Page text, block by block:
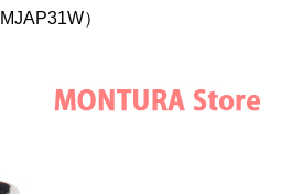
）